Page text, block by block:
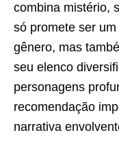
combina mistério,
só promete ser
gênero, mas
seu elenco
personagens
recomendação
narrativa